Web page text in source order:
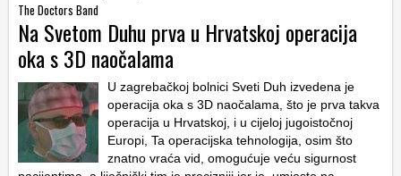
The Doctors Band
Na Svetom Duhu prva u Hrvatskoj operacija
oka s 3D naočalama
U zagrebačkoj bolnici Sveti Duh izvedena je
operacija oka s 3D naočalama, što je prva takva
operacija u Hrvatskoj, i u cijeloj jugoistočnoj
Europi, Ta operacijska tehnologija, osim što
znatno vraća vid, omogućuje veću sigurnost